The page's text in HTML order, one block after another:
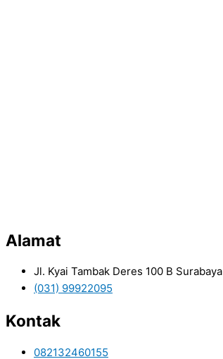
Alamat
Jl. Kyai Tambak Deres 100 B Surabaya
(031) 99922095
Kontak
082132460155